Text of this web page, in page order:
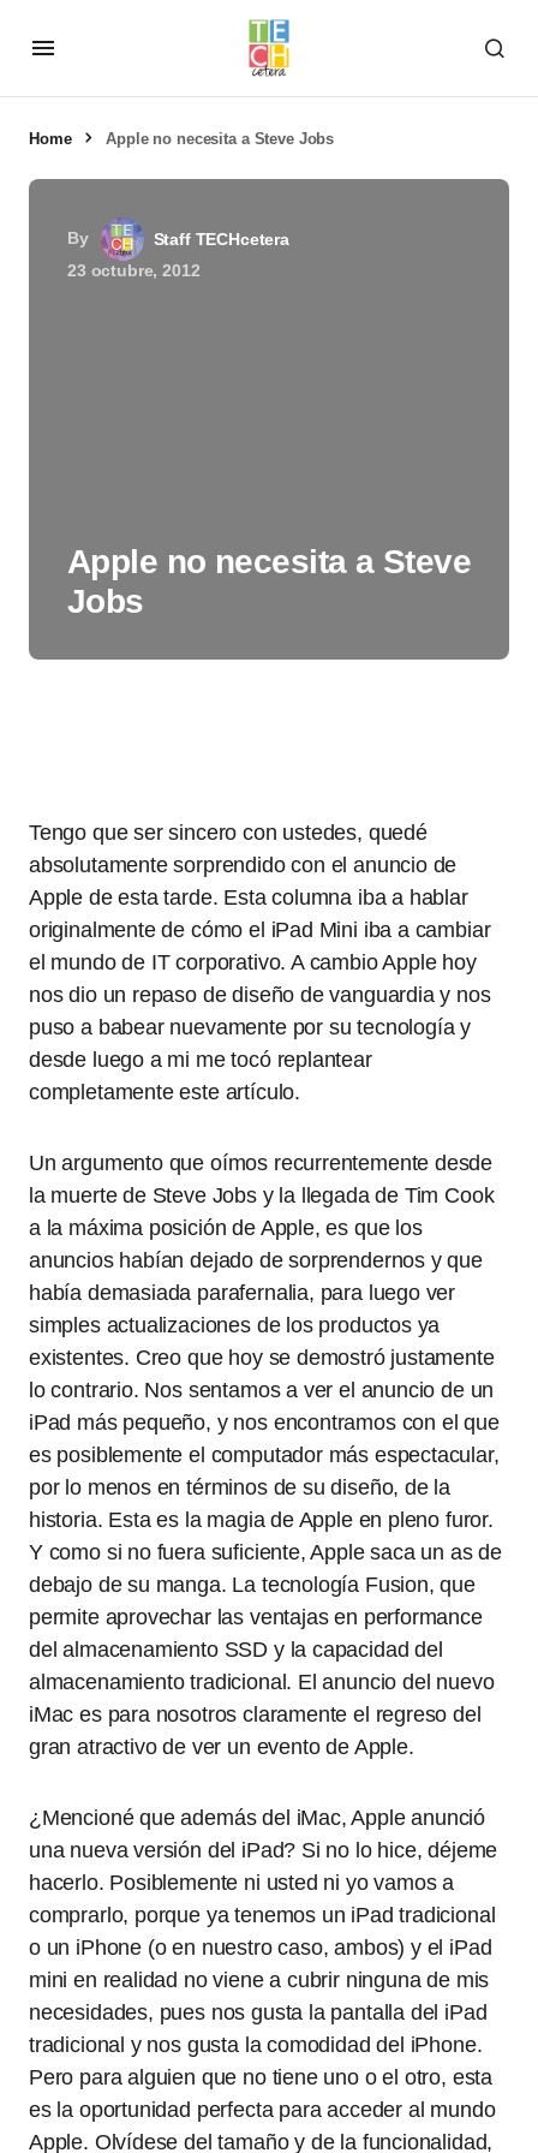
Home Apple no necesita a Steve Jobs
By
Staff TECHcetera
23 octubre, 2012
Apple no necesita a Steve
Jobs
Tengo que ser sincero con ustedes, quedé
absolutamente sorprendido con el anuncio de
Apple de esta tarde. Esta columna iba a hablar
originalmente de cómo el iPad Mini iba a cambiar
el mundo de IT corporativo. A cambio Apple hoy
nos dio un repaso de diseño de vanguardia y nos
puso a babear nuevamente por su tecnología y
desde luego a mi me tocó replantear
completamente este artículo.
Un argumento que oímos recurrentemente desde
la muerte de Steve Jobs y la llegada de Tim Cook
a la máxima posición de Apple, es que los
anuncios habían dejado de sorprendernos y que
había demasiada parafernalia, para luego ver
simples actualizaciones de los productos ya
existentes. Creo que hoy se demostró justamente
lo contrario. Nos sentamos a ver el anuncio de un
iPad más pequeño, y nos encontramos con el que
es posiblemente el computador más espectacular,
por lo menos en términos de su diseño, de la
historia. Esta es la magia de Apple en pleno furor.
Y como si no fuera suficiente, Apple saca un as de
debajo de su manga. La tecnología Fusion, que
permite aprovechar las ventajas en performance
del almacenamiento SSD y la capacidad del
almacenamiento tradicional. El anuncio del nuevo
iMac es para nosotros claramente el regreso del
gran atractivo de ver un evento de Apple.
¿Mencioné que además del iMac, Apple anunció
una nueva versión del iPad? Si no lo hice, déjeme
hacerlo. Posiblemente ni usted ni yo vamos a
comprarlo, porque ya tenemos un iPad tradicional
o un iPhone (o en nuestro caso, ambos) y el iPad
mini en realidad no viene a cubrir ninguna de mis
necesidades, pues nos gusta la pantalla del iPad
tradicional y nos gusta la comodidad del iPhone.
Pero para alguien que no tiene uno o el otro, esta
es la oportunidad perfecta para acceder al mundo
Apple. Olvídese del tamaño y de la funcionalidad,